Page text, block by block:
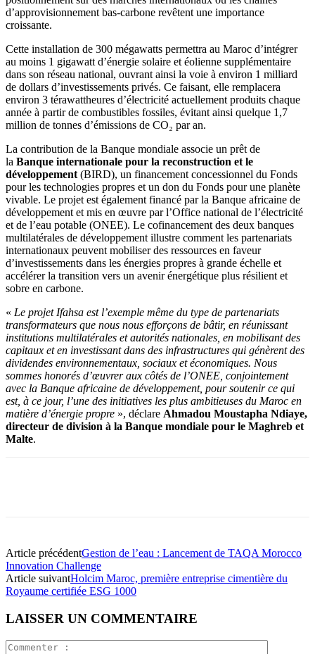
d’approvisionnement bas-carbone revêtent une importance
croissante.
Cette installation de 300 mégawatts permettra au Maroc d’intégrer
au moins 1 gigawatt d’énergie solaire et éolienne supplémentaire
dans son réseau national, ouvrant ainsi la voie à environ 1 milliard
de dollars d’investissements privés. Ce faisant, elle remplacera
environ 3 térawattheures d’électricité actuellement produits chaque
année à partir de combustibles fossiles, évitant ainsi quelque 1,7
million de tonnes d’émissions de CO₂ par an.
La contribution de la Banque mondiale associe un prêt de
la Banque internationale pour la reconstruction et le
développement (BIRD), un financement concessionnel du Fonds
pour les technologies propres et un don du Fonds pour une planète
vivable. Le projet est également financé par la Banque africaine de
développement et mis en œuvre par l’Office national de l’électricité
et de l’eau potable (ONEE). Le cofinancement des deux banques
multilatérales de développement illustre comment les partenariats
internationaux peuvent mobiliser des ressources en faveur
d’investissements dans les énergies propres à grande échelle et
accélérer la transition vers un avenir énergétique plus résilient et
sobre en carbone.
« Le projet Ifahsa est l’exemple même du type de partenariats
transformateurs que nous nous efforçons de bâtir, en réunissant
institutions multilatérales et autorités nationales, en mobilisant des
capitaux et en investissant dans des infrastructures qui génèrent des
dividendes environnementaux, sociaux et économiques. Nous
sommes honorés d’œuvrer aux côtés de l’ONEE, conjointement
avec la Banque africaine de développement, pour soutenir ce qui
est, à ce jour, l’une des initiatives les plus ambitieuses du Maroc en
matière d’énergie propre », déclare Ahmadou Moustapha Ndiaye,
directeur de division à la Banque mondiale pour le Maghreb et
Malte.
Article précédentGestion de l’eau : Lancement de TAQA Morocco
Innovation Challenge
Article suivantHolcim Maroc, première entreprise cimentière du
Royaume certifiée ESG 1000
LAISSER UN COMMENTAIRE